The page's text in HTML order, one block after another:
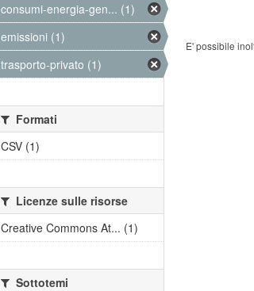
E' possibile
consumi-energia-gen... (1)
emissioni (1)
trasporto-privato (1)
Formati
CSV (1)
Licenze sulle risorse
Creative Commons At... (1)
Sottotemi